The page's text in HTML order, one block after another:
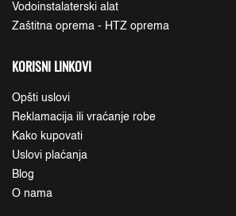
Vodoinstalaterski alat
Zaštitna oprema - HTZ oprema
KORISNI LINKOVI
Opšti uslovi
Reklamacija ili vraćanje robe
Kako kupovati
Uslovi plaćanja
Blog
O nama